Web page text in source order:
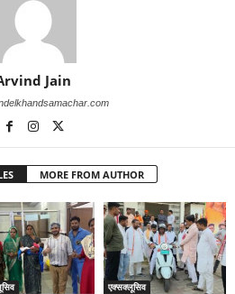
Jain
MORE FROM AUTHOR
एक्सक्लूसिव